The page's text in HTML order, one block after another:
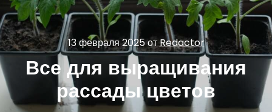
13 февраля 2025отRedactor
Все для выращивания
рассады цветов